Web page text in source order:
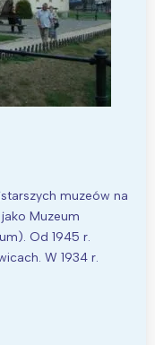
muzeów na
Muzeum
Od 1945 r.
W 1934 r.